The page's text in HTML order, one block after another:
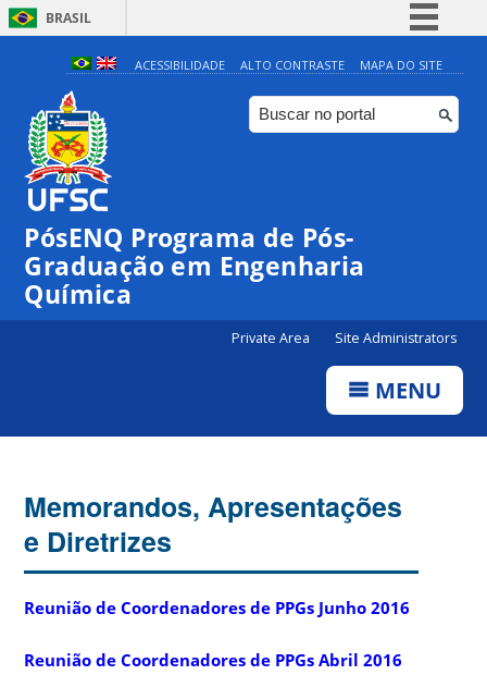
BRASIL
Simplifique!
Comunica BR
Participe
Canais
ACESSIBILIDADE ALTO CONTRASTE MAPA DO SITE
PósENQ Programa de Pós-
Graduação em Engenharia
Química
Private Area Site Administrators
MENU
Memorandos, Apresentações
e Diretrizes
Reunião de Coordenadores de PPGs Junho 2016
Reunião de Coordenadores de PPGs Abril 2016